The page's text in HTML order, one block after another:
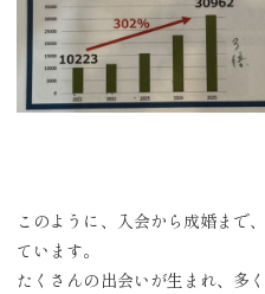
このように、入会から成婚まで
ています。
たくさんの出会いが生まれ、多